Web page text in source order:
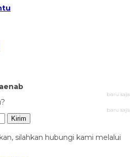
baru saja
baru saja
Kirim
silahkan hubungi kami melalui